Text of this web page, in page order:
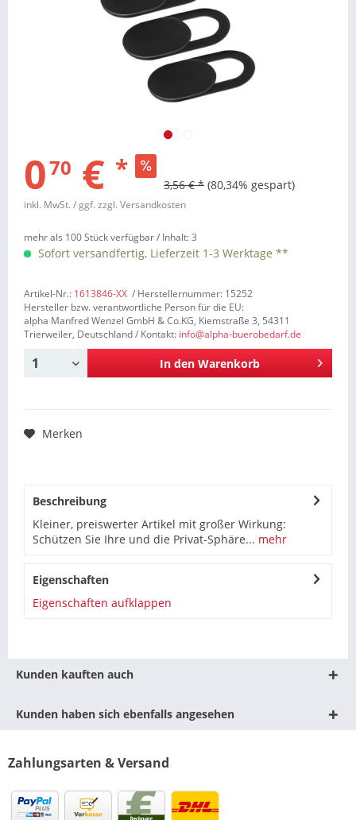
070 € *
3,56 € * (80,34% gespart)
inkl. MwSt. / ggf. zzgl. Versandkosten
mehr als 100 Stück verfügbar / Inhalt:3
Sofort versandfertig, Lieferzeit 1-3 Werktage **
Artikel-Nr.: 1613846-XX / Herstellernummer: 15252
Hersteller bzw. verantwortliche Person für die EU:
alpha Manfred Wenzel GmbH & Co.KG, Kiemstraße 3, 54311
Trierweiler, Deutschland / Kontakt: info@alpha-buerobedarf.de
In den Warenkorb
Merken
Beschreibung
Kleiner, preiswerter Artikel mit großer Wirkung:
Schützen Sie Ihre und die Privat-Sphäre... mehr
Eigenschaften
Eigenschaften aufklappen
Kunden kauften auch
Kunden haben sich ebenfalls angesehen
Zahlungsarten & Versand